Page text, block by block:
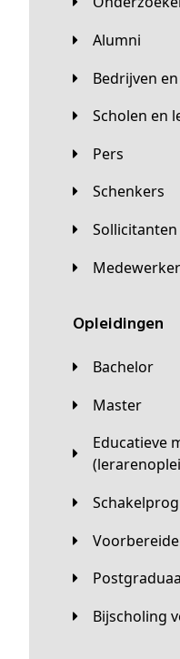
Alumni
Bedrijven
Scholen en
Pers
Schenkers
Sollicitanten
Opleidingen
Bachelor
Master
Educatieve master
Bijscholing